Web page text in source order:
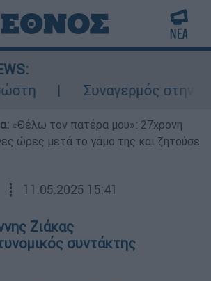
Συναγερμός στην
«Θέλω τον πατέρα μου»: 27χρονη
ώρες μετά το γάμο της και ζητούσε
┋ 11.05.2025 15:41
Ζιάκας
συντάκτης